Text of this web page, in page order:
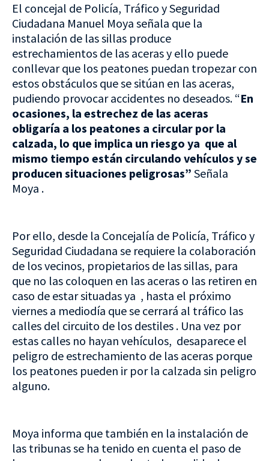
El concejal de Policía, Tráfico y Seguridad
Ciudadana Manuel Moya señala que la
instalación de las sillas produce
estrechamientos de las aceras y ello puede
conllevar que los peatones puedan tropezar con
estos obstáculos que se sitúan en las aceras,
pudiendo provocar accidentes no deseados. “En
ocasiones, la estrechez de las aceras
obligaría a los peatones a circular por la
calzada, lo que implica un riesgo ya que al
mismo tiempo están circulando vehículos y se
producen situaciones peligrosas” Señala
Moya .
Por ello, desde la Concejalía de Policía, Tráfico y
Seguridad Ciudadana se requiere la colaboración
de los vecinos, propietarios de las sillas, para
que no las coloquen en las aceras o las retiren en
caso de estar situadas ya , hasta el próximo
viernes a mediodía que se cerrará al tráfico las
calles del circuito de los destiles . Una vez por
estas calles no hayan vehículos, desaparece el
peligro de estrechamiento de las aceras porque
los peatones pueden ir por la calzada sin peligro
alguno.
Moya informa que también en la instalación de
las tribunas se ha tenido en cuenta el paso de